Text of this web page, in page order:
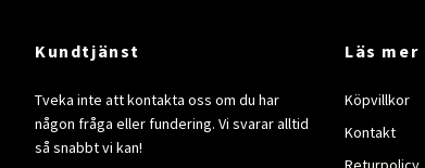
Kundtjänst
Tveka inte att kontakta oss om du har
någon fråga eller fundering. Vi svarar alltid
så snabbt vi kan!
Läs mer
Köpvillkor
Kontakt